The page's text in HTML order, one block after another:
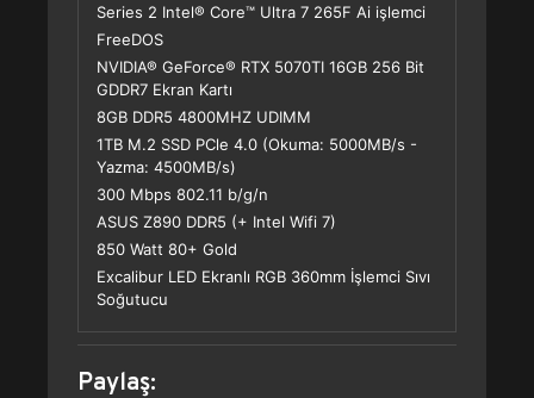
Series 2 Intel® Core™ Ultra 7 265F Ai işlemci
FreeDOS
NVIDIA® GeForce® RTX 5070TI 16GB 256 Bit
GDDR7 Ekran Kartı
8GB DDR5 4800MHZ UDIMM
1TB M.2 SSD PCle 4.0 (Okuma: 5000MB/s -
Yazma: 4500MB/s)
300 Mbps 802.11 b/g/n
ASUS Z890 DDR5 (+ Intel Wifi 7)
850 Watt 80+ Gold
Excalibur LED Ekranlı RGB 360mm İşlemci Sıvı
Soğutucu
Paylaş: